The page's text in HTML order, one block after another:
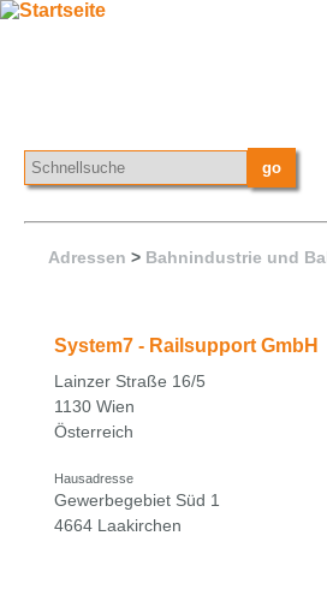
Adressen > Bahnindustrie und
System7 - Railsupport GmbH
Lainzer Straße 16/5
1130 Wien
Österreich
Hausadresse
Gewerbegebiet Süd 1
4664 Laakirchen